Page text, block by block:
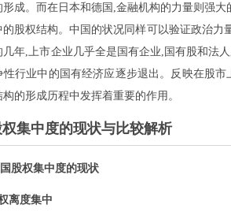
形成。而在日本和德国,金融机构的力量则强
的股权结构。中国的状况同样可以验证政治
几年,上市企业几乎全是国有企业,国有股和法
性行业中的国有经济应逐步退出。反映在股
的形成历程中发挥着重要的作用。
集中度的现状与比较解析
股权集中度的现状
离度集中